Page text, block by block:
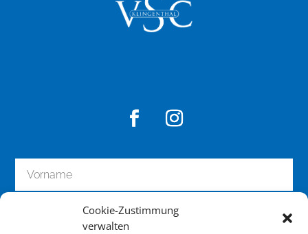
Cookie-Zustimmung
verwalten